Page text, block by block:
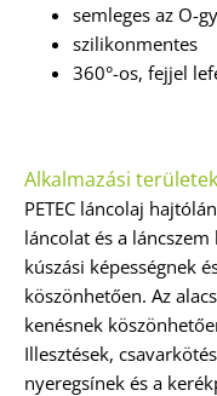
semleges az O-
szilikonmentes
360°-os, fejjel
Alkalmazási területek
PETEC láncolaj
láncolat és a
kúszási képességnek
köszönhetően. Az
kenésnek
Illesztések,
nyeregsínek és a